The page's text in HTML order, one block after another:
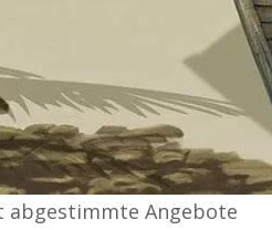
abgestimmte Angebote